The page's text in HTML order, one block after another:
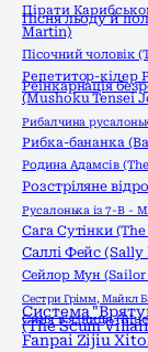
Пірати
Пісня льоду й
Martin)
Пісочний чоловік
Репетитор-кілер
Реінкарнація
(Mushoku Tensei
Рибалчина
Рибка-бананка
Родина Адамсів
Розстріляне
Русалонька із 7-В -
Сага Сутінки
Саллі Фейс (Sally
Сейлор Мун (Sailor
Сестри Грімм, Майкл
Синя в'язниця
Система
(The Scum
Fanpai Zijiu